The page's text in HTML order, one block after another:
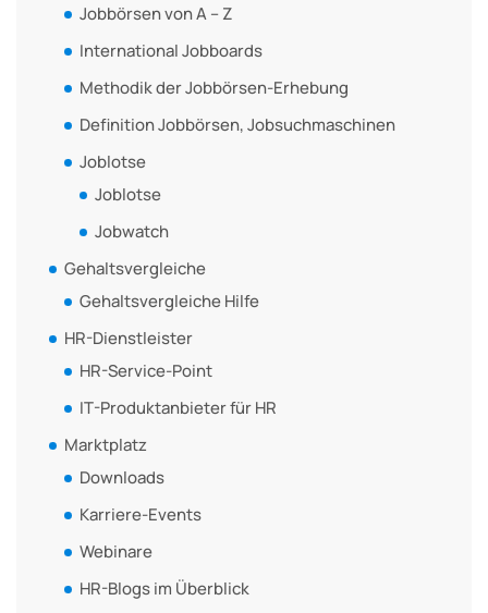
Jobbörsen von A – Z
International Jobboards
Methodik der Jobbörsen-Erhebung
Definition Jobbörsen, Jobsuchmaschinen
Joblotse
Joblotse
Jobwatch
Gehaltsvergleiche
Gehaltsvergleiche Hilfe
HR-Dienstleister
HR-Service-Point
IT-Produktanbieter für HR
Marktplatz
Downloads
Karriere-Events
Webinare
HR-Blogs im Überblick